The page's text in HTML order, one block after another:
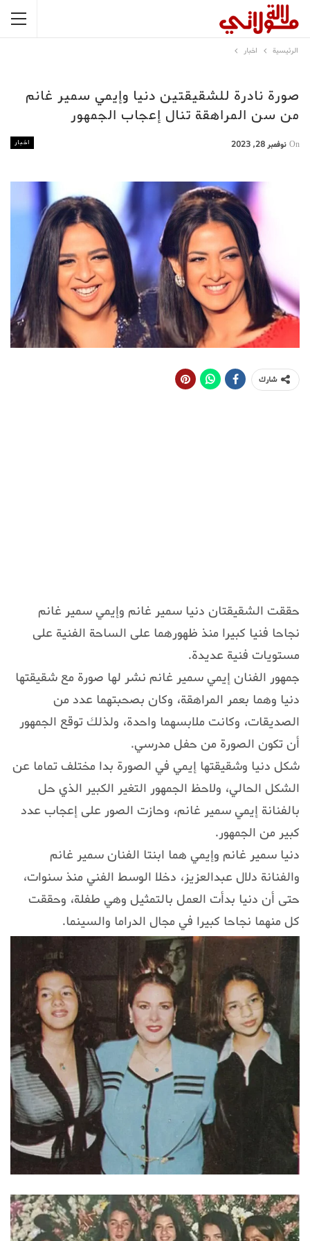
الرئيسية اخبار
صورة نادرة للشقيقتين دنيا وإيمي سمير غانم
من سن المراهقة تنال إعجاب الجمهور
اخبار On نوفمبر 28, 2023
شارك
حققت الشقيقتان دنيا سمير غانم وإيمي سمير غانم
نجاحا فنيا كبيرا منذ ظهورهما على الساحة الفنية على
مستويات فنية عديدة.
جمهور الفنان إيمي سمير غانم نشر لها صورة مع شقيقتها
دنيا وهما بعمر المراهقة، وكان بصحبتهما عدد من
الصديقات، وكانت ملابسهما واحدة، ولذلك توقع الجمهور
أن تكون الصورة من حفل مدرسي.
شكل دنيا وشقيقتها إيمي في الصورة بدا مختلف تماما عن
الشكل الحالي، ولاحظ الجمهور التغير الكبير الذي حل
بالفنانة إيمي سمير غانم، وحازت الصور على إعجاب عدد
كبير من الجمهور.
دنيا سمير غانم وإيمي هما ابنتا الفنان سمير غانم
والفنانة دلال عبدالعزيز، دخلا الوسط الفني منذ سنوات،
حتى أن دنيا بدأت العمل بالتمثيل وهي طفلة، وحققت
كل منهما نجاحا كبيرا في مجال الدراما والسينما.